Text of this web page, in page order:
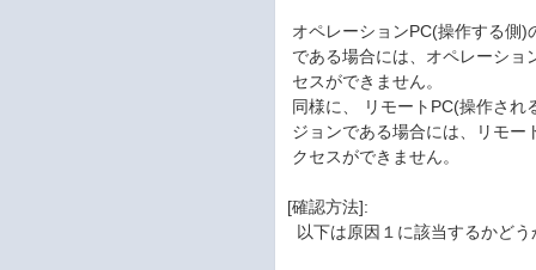
オペレーションPC(操作する側
である場合には、オペレーシ
セスができません。
同様に、 リモートPC(操作さ
ジョンである場合には、リモ
クセスができません。
[確認方法]:
以下は原因１に該当するかど